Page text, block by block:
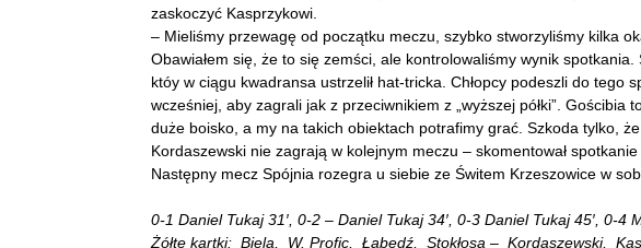
zaskoczyć Kasprzykowi.
– Mieliśmy przewagę od początku meczu, szybko stworzyliśmy kilka
Obawiałem się, że to się zemści, ale kontrolowaliśmy wynik spotkania.
któy w ciągu kwadransa ustrzelił hat-tricka. Chłopcy podeszli do tego
wcześniej, aby zagrali jak z przeciwnikiem z „wyższej półki”. Gościbia
duże boisko, a my na takich obiektach potrafimy grać. Szkoda tylko,
Kordaszewski nie zagrają w kolejnym meczu – skomentował
Następny mecz Spójnia rozegra u siebie ze Świtem Krzeszowice w
0-1 Daniel Tukaj 31′, 0-2 – Daniel Tukaj 34′, 0-3 Daniel Tukaj 45′, 0-4
Żółte kartki: Biela, W. Profic, Łabędź, Stokłosa – Kordaszewski,